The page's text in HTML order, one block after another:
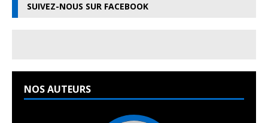
SUIVEZ-NOUS SUR FACEBOOK
NOS AUTEURS